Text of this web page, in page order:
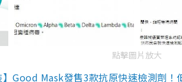
點擊圖片放大
Good Mask發售3款抗原快速檢測劑